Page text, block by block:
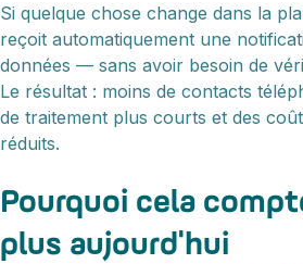
Si quelque chose change dans la
reçoit automatiquement une
données — sans avoir besoin de
Le résultat : moins de contacts
de traitement plus courts et des
réduits.
Pourquoi cela
plus aujourd'hui